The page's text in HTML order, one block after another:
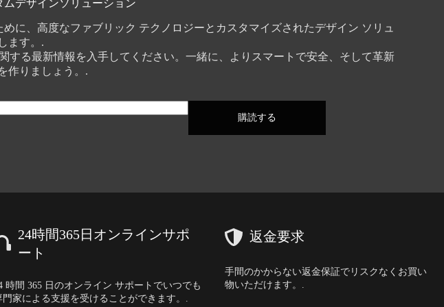
デザインソリューション
に、高度なファブリック テクノロジーとカスタマイズされたデザイン ソリュ
ます。.
る最新情報を入手してください。一緒に、よりスマートで安全、そして革新
作りましょう。.
購読する
24時間365日オンラインサポ
ート
時間 365 日のオンライン サポートでいつでも
門家による支援を受けることができます。.
返金要求
手間のかからない返金保証でリスクなくお買い
物いただけます。.